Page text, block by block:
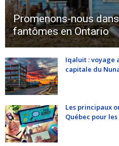
Promenons-nous
fantômes en Ontario
Iqaluit : voyage
capitale du
Les principaux
Québec pour